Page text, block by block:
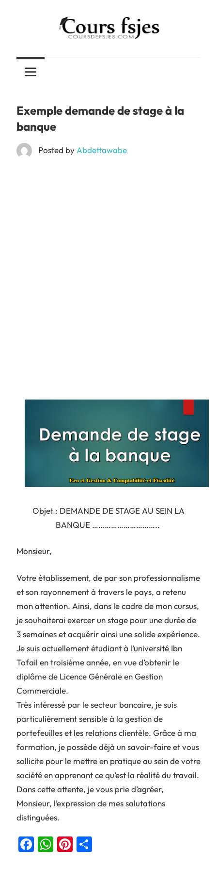
COURS
FSJES
vos
cours
ENCG
Exemple demande de stage à la
banque
Posted by Abdettawabe
Objet : DEMANDE DE STAGE AU SEIN LA
BANQUE …………………………..
Monsieur,
Votre établissement, de par son professionnalisme
et son rayonnement à travers le pays, a retenu
mon attention. Ainsi, dans le cadre de mon cursus,
je souhaiterai exercer un stage pour une durée de
3 semaines et acquérir ainsi une solide expérience.
Je suis actuellement étudiant à l’université Ibn
Tofail en troisième année, en vue d’obtenir le
diplôme de Licence Générale en Gestion
Commerciale.
Très intéressé par le secteur bancaire, je suis
particulièrement sensible à la gestion de
portefeuilles et les relations clientèle. Grâce à ma
formation, je possède déjà un savoir-faire et vous
sollicite pour le mettre en pratique au sein de votre
société en apprenant ce qu’est la réalité du travail.
Dans cette attente, je vous prie d’agréer,
Monsieur, l’expression de mes salutations
distinguées.
Facebook
WhatsApp
Pinterest